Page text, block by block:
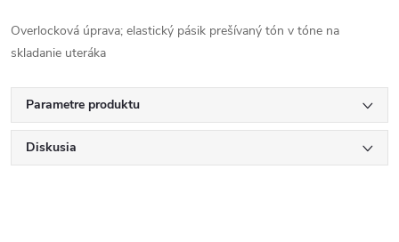
Overlocková úprava; elastický pásik prešívaný tón v tóne na
skladanie uteráka
Parametre produktu
Diskusia